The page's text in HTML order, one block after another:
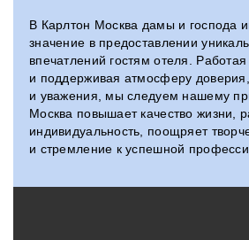
В Карлтон Москва дамы и господа
значение в предоставлении
впечатлений гостям отеля.
и поддерживая атмосферу доверия,
и уважения, мы следуем нашему
Москва повышает качество жизни,
индивидуальность, поощряет
и стремление к успешной